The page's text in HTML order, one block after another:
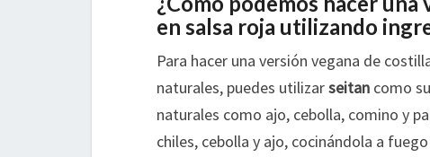
en salsa roja utilizando
Para hacer una versión vegana de
naturales, puedes utilizarseitan como
naturales como ajo, cebolla, comino y
chiles, cebolla y ajo, cocinándola a